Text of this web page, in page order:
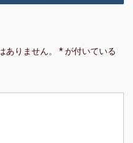
ありません。 *が付いている